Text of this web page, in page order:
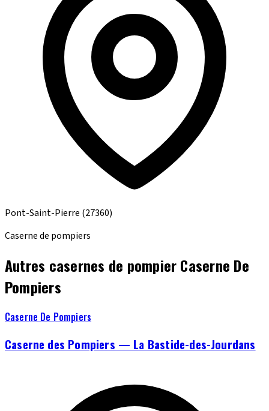
Pont-Saint-Pierre (27360)
Caserne de pompiers
Autres casernes de pompier Caserne De
Pompiers
Caserne De Pompiers
Caserne des Pompiers — La Bastide-des-Jourdans